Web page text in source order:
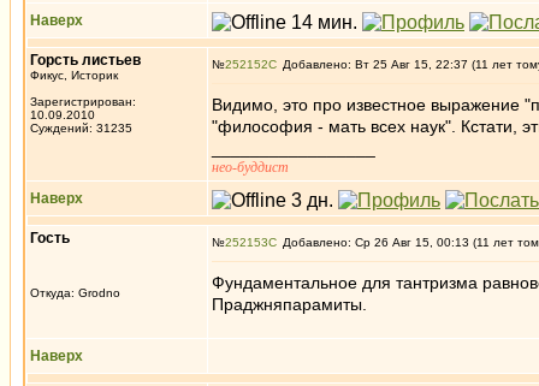
Наверх
Горсть листьев
Фикус, Историк
Зарегистрирован:
10.09.2010
Суждений: 31235
№252152 Добавлено: Вт 25 Авг 15, 22:37 (11 лет
Видимо, это про известное выражение
"философия - мать всех наук". Кстати,
нео-буддист
Наверх
Гость
Откуда: Grodno
№252153 Добавлено: Ср 26 Авг 15, 00:13 (11 лет
Фундаментальное для тантризма
Праджняпарамиты.
Наверх